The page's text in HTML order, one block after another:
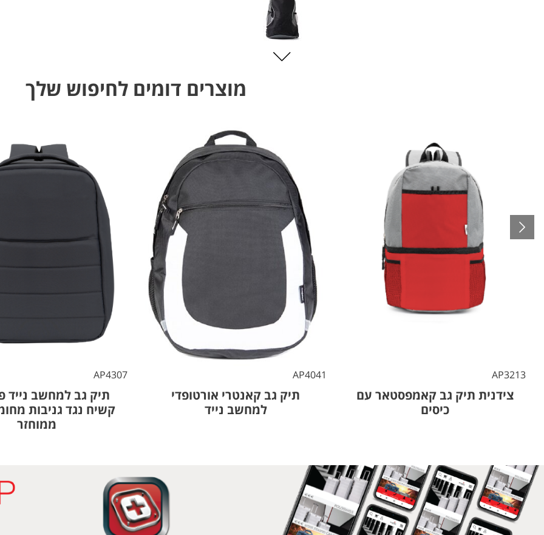
מוצרים דומים לחיפוש שלך
AP3213
צידנית תיק גב קאמפסטאר עם
כיסים
AP4041
תיק גב קאנטרי אורטופדי
למחשב נייד
AP4307
תיק גב למחשב נייד
ממוחזר